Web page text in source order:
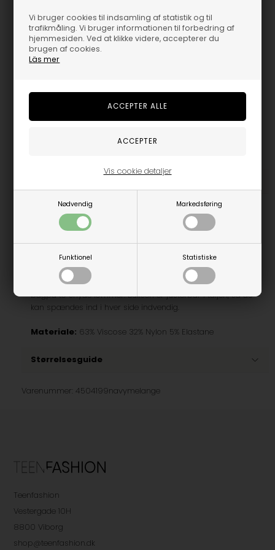
Vi bruger cookies til indsamling af statistik og til
trafikmåling. Vi bruger informationen til forbedring af
hjemmesiden. Ved at klikke videre, accepterer du
brugen af cookies.
Läs mer
Nødvendig Markedsføring
Funktionel Statistiske
Vis cookie detaljer
Vælg størrelse
13/14år
DWG Håkon Shorts 8-16 år.
Kender du de populær bløde habit bukser fra DWG, som
føles som jogging bukser?
Her kommer de i shorts i samme lækre bløde stof.
De er med lynlås i skridtet. Der er to skrålommer foran,
bagpå to snyde lommer. Buksen er justerbar i taljen, så de
kan spændes ind i hver side indvendig.
Materiale: 63% Viscose 32% Nylon 5% Elastane
Størrelsesguide
Varenummer: 4504199navymelange
Teenfashion
Vestergade 10H
8800 Viborg
shop@teenfashion.dk